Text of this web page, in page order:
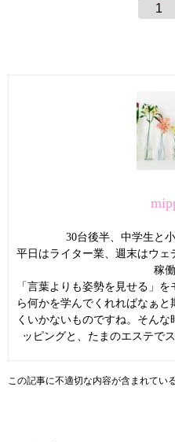
1
30台後半、中学生と
平日はライター業、週末はウ
稼働
「言葉よりも姿勢を見せる」
ら何かを学んでくれればなぁ
くいかないものですね。そん
ッピングと、たまのエステで
この記事に不適切な内容が含まれてい